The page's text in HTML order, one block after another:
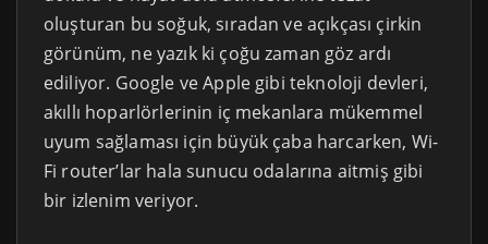
oluşturan bu soğuk, sıradan ve açıkçası çirkin
görünüm, ne yazık ki çoğu zaman göz ardı
ediliyor. Google ve Apple gibi teknoloji devleri,
akıllı hoparlörlerinin iç mekanlara mükemmel
uyum sağlaması için büyük çaba harcarken, Wi-
Fi router’lar hala sunucu odalarına aitmiş gibi
bir izlenim veriyor.